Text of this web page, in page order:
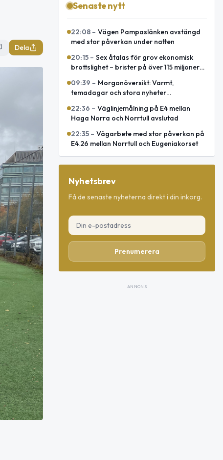
Dela
Senaste nytt
22:08 – Vägen Pampaslänken avstängd
med stor påverkan under natten
20:15 – Sex åtalas för grov ekonomisk
brottslighet – brister på över 115 miljoner
09:39 – Morgonöversikt: Varmt,
temadagar och stora nyheter
22:36 – Väglinjemålning på E4 mellan
Haga Norra och Norrtull avslutad
22:35 – Vägarbete med stor påverkan på
E4.26 mellan Norrtull och Eugeniakorset
Nyhetsbrev
Få de senaste nyheterna direkt i din inkorg.
Prenumerera
ANNONS